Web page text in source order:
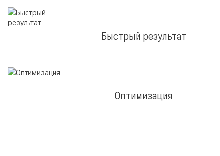
Быстрый результат
Оптимизация